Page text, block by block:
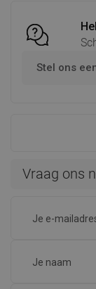
Stel ons
Vraag ons